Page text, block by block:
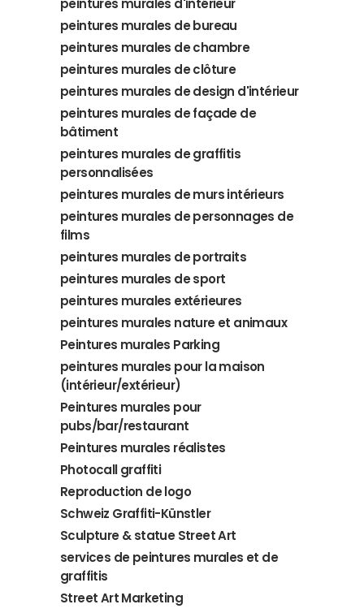
peintures murales d'intérieur
peintures murales de bureau
peintures murales de chambre
peintures murales de clôture
peintures murales de design d'intérieur
peintures murales de façade de
bâtiment
peintures murales de graffitis
personnalisées
peintures murales de murs intérieurs
peintures murales de personnages de
films
peintures murales de portraits
peintures murales de sport
peintures murales extérieures
peintures murales nature et animaux
Peintures murales Parking
peintures murales pour la maison
(intérieur/extérieur)
Peintures murales pour
pubs/bar/restaurant
Peintures murales réalistes
Photocall graffiti
Reproduction de logo
Schweiz Graffiti-Künstler
Sculpture & statue Street Art
services de peintures murales et de
graffitis
Street Art Marketing